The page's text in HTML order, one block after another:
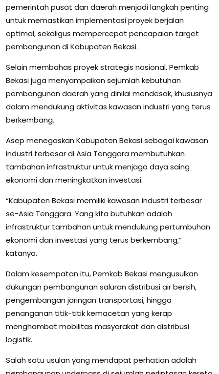
pemerintah pusat dan daerah menjadi langkah penting
untuk memastikan implementasi proyek berjalan
optimal, sekaligus mempercepat pencapaian target
pembangunan di Kabupaten Bekasi.
Selain membahas proyek strategis nasional, Pemkab
Bekasi juga menyampaikan sejumlah kebutuhan
pembangunan daerah yang dinilai mendesak, khususnya
dalam mendukung aktivitas kawasan industri yang terus
berkembang.
Asep menegaskan Kabupaten Bekasi sebagai kawasan
industri terbesar di Asia Tenggara membutuhkan
tambahan infrastruktur untuk menjaga daya saing
ekonomi dan meningkatkan investasi.
“Kabupaten Bekasi memiliki kawasan industri terbesar
se-Asia Tenggara. Yang kita butuhkan adalah
infrastruktur tambahan untuk mendukung pertumbuhan
ekonomi dan investasi yang terus berkembang,”
katanya.
Dalam kesempatan itu, Pemkab Bekasi mengusulkan
dukungan pembangunan saluran distribusi air bersih,
pengembangan jaringan transportasi, hingga
penanganan titik-titik kemacetan yang kerap
menghambat mobilitas masyarakat dan distribusi
logistik.
Salah satu usulan yang mendapat perhatian adalah